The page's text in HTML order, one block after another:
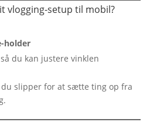
vlogging-setup til mobil?
holder
du kan justere vinklen
du slipper for at sætte ting op fra